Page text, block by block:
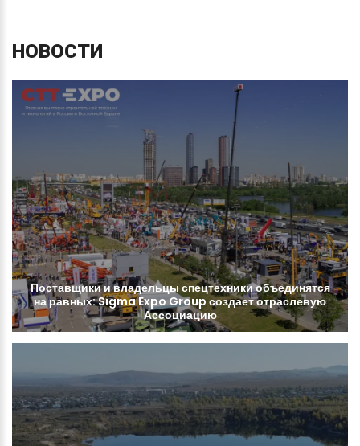
НОВОСТИ
Поставщикиивладельцы спецтехникиобъединятся
наравных:SigmaExpo Group создаетотраслевую
Ассоциацию